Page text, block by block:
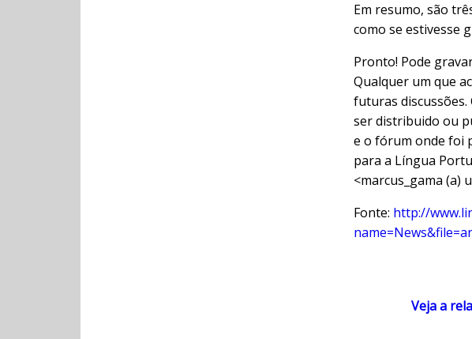
Em resumo, são
como se estivesse
Pronto! Pode
Qualquer um que
futuras
ser distribuido ou
e o fórum onde foi
para a Língua
<marcus_gama (a)
Fonte: http://
Veja a